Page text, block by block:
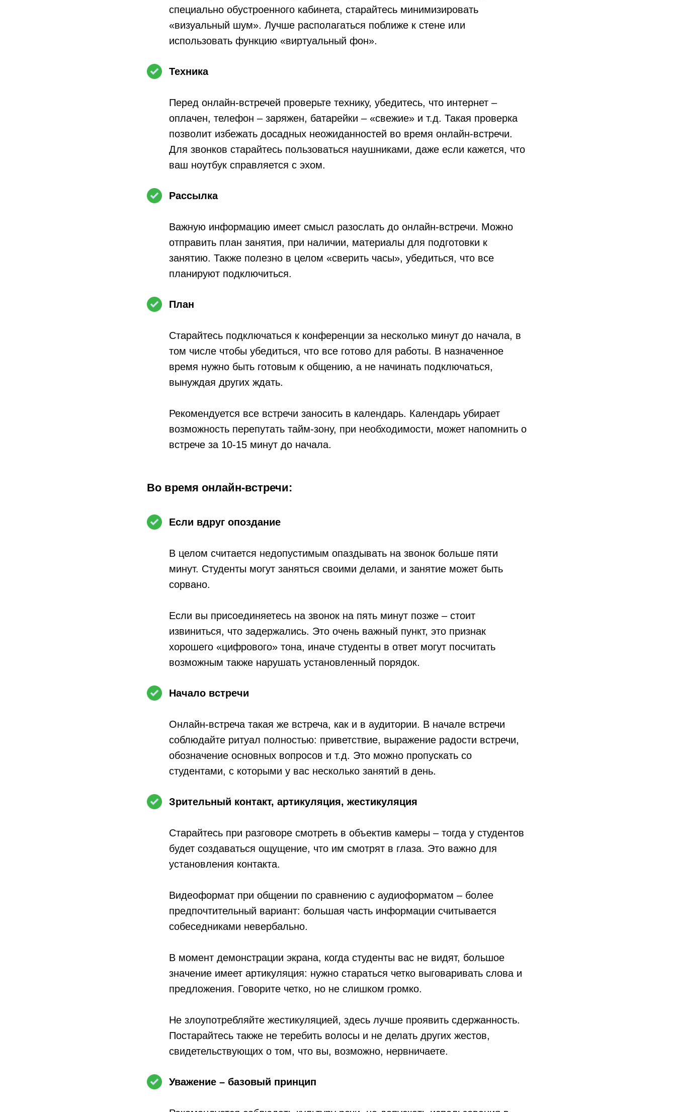
специально обустроенного кабинета, старайтесь минимизировать
«визуальный шум». Лучше располагаться поближе к стене или
использовать функцию «виртуальный фон».
Техника
Перед онлайн-встречей проверьте технику, убедитесь, что интернет –
оплачен, телефон – заряжен, батарейки – «свежие» и т.д. Такая проверка
позволит избежать досадных неожиданностей во время онлайн-встречи.
Для звонков старайтесь пользоваться наушниками, даже если кажется, что
ваш ноутбук справляется с эхом.
Рассылка
Важную информацию имеет смысл разослать до онлайн-встречи. Можно
отправить план занятия, при наличии, материалы для подготовки к
занятию. Также полезно в целом «сверить часы», убедиться, что все
планируют подключиться.
План
Старайтесь подключаться к конференции за несколько минут до начала, в
том числе чтобы убедиться, что все готово для работы. В назначенное
время нужно быть готовым к общению, а не начинать подключаться,
вынуждая других ждать.
Рекомендуется все встречи заносить в календарь. Календарь убирает
возможность перепутать тайм-зону, при необходимости, может напомнить о
встрече за 10-15 минут до начала.
Во время онлайн-встречи:
Если вдруг опоздание
В целом считается недопустимым опаздывать на звонок больше пяти
минут. Студенты могут заняться своими делами, и занятие может быть
сорвано.
Если вы присоединяетесь на звонок на пять минут позже – стоит
извиниться, что задержались. Это очень важный пункт, это признак
хорошего «цифрового» тона, иначе студенты в ответ могут посчитать
возможным также нарушать установленный порядок.
Начало встречи
Онлайн-встреча такая же встреча, как и в аудитории. В начале встречи
соблюдайте ритуал полностью: приветствие, выражение радости встречи,
обозначение основных вопросов и т.д. Это можно пропускать со
студентами, с которыми у вас несколько занятий в день.
Зрительный контакт, артикуляция, жестикуляция
Старайтесь при разговоре смотреть в объектив камеры – тогда у студентов
будет создаваться ощущение, что им смотрят в глаза. Это важно для
установления контакта.
Видеоформат при общении по сравнению с аудиоформатом – более
предпочтительный вариант: большая часть информации считывается
собеседниками невербально.
В момент демонстрации экрана, когда студенты вас не видят, большое
значение имеет артикуляция: нужно стараться четко выговаривать слова и
предложения. Говорите четко, но не слишком громко.
Не злоупотребляйте жестикуляцией, здесь лучше проявить сдержанность.
Постарайтесь также не теребить волосы и не делать других жестов,
свидетельствующих о том, что вы, возможно, нервничаете.
Уважение – базовый принцип